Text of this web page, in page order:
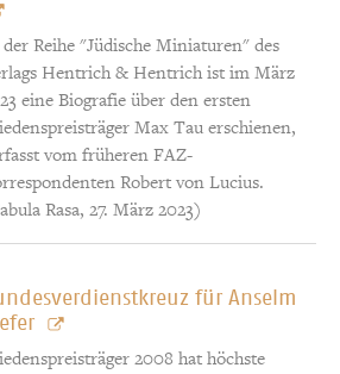
Reihe "Jüdische Miniaturen" des
Hentrich & Hentrich ist im März
eine Biografie über den ersten
Max Tau erschienen,
vom früheren FAZ-
Robert von Lucius.
Rasa, 27. März 2023)
für Anselm
2008 hat höchste